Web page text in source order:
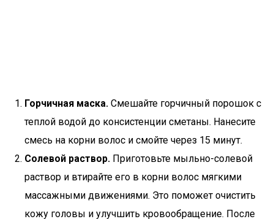
Горчичная маска. Смешайте горчичный порошок с
теплой водой до консистенции сметаны. Нанесите
смесь на корни волос и смойте через 15 минут.
Солевой раствор. Приготовьте мыльно-солевой
раствор и втирайте его в корни волос мягкими
массажными движениями. Это поможет очистить
кожу головы и улучшить кровообращение. После